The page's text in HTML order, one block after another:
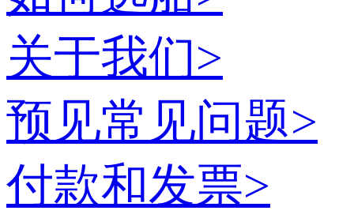
关于我们>
预见常见问题>
付款和发票>